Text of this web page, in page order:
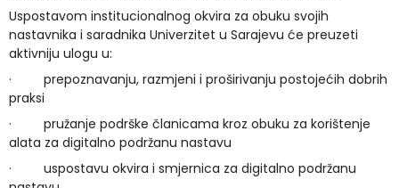
Uspostavom institucionalnog okvira za obuku svojih
nastavnika i saradnika Univerzitet u Sarajevu će preuzeti
aktivniju ulogu u:
· prepoznavanju, razmjeni i proširivanju postojećih dobrih
praksi
· pružanje podrške članicama kroz obuku za korištenje
alata za digitalno podržanu nastavu
· uspostavu okvira i smjernica za digitalno podržanu